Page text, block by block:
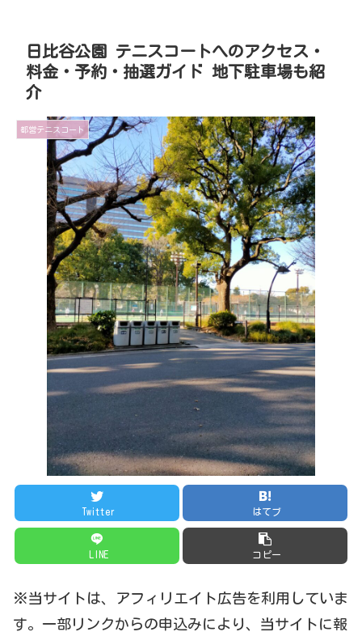
日比谷公園 テニスコートへのアクセス・
料金・予約・抽選ガイド 地下駐車場も紹
介
都営テニスコート
Twitter はてブ
LINE コピー
※当サイトは、アフィリエイト広告を利用していま
す。一部リンクからの申込みにより、当サイトに報